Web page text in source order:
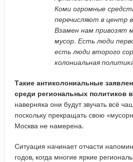
Коми огромные
перечисляют в центр
Взамен нам привозят
мусор. Есть люди
есть люди второго
колониальная
Такие антиколониальные
среди региональных политиков
наверняка они будут звучать всё
поскольку прекращать свою
Москва не намерена.
Ситуация начинает отчасти
годов, когда многие яркие